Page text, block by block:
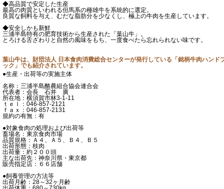
◆高品質で安定した生産
最高の肉質といわれる但馬系の種雄牛を系統的に選定。
良質な飼料を与え、むだな脂肪分を少なくし、極上の牛肉を生産しています。
◆安全しかも新鮮
三浦半島特有の肥育技術から生産された「葉山牛」。
とろける舌ざわりと自然の風味をもち、一度食べたら忘れられない味です。
葉山牛は、財団法人 日本食肉消費総合センターが発行している「銘柄牛肉ハンド
ック」でも紹介されています。
●生産・出荷等の実施主体
名称：三浦半島酪農組合協会連合会
代表者：会長 石井 廣
所在地：横須賀市林3-1-11
ｔｅｌ：046-857-2121
ｆａｘ：046-857-2131
規約の有無：有
●対象食肉の処理および出荷等
畜場名：東京食肉市場
品質規格：Ａ４、Ａ５、Ｂ４、Ｂ５
出荷形態：枝肉
出荷量：約２００頭
主な出荷先：神奈川県・東京都
販売指定店：６６店舗
●飼養管理の方法等
出荷月齢：28～32ヶ月齢